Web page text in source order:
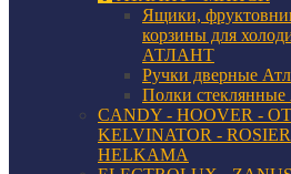
Ящики,
корзины для
АТЛАНТ
Ручки дверные
Полки
CANDY - HOOVER -
KELVINATOR -
HELKAMA